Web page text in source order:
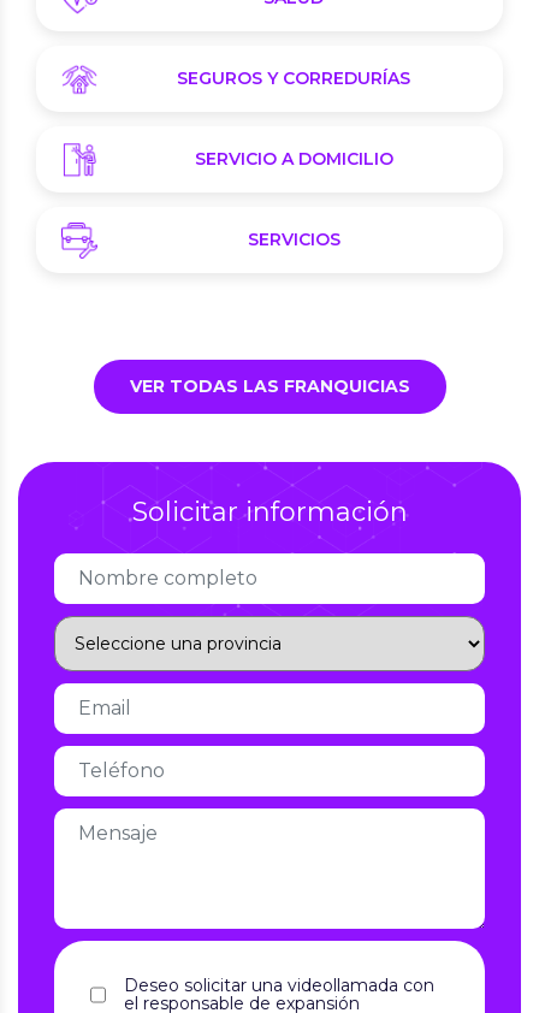
SEGUROS Y CORREDURÍAS
SERVICIO A DOMICILIO
SERVICIOS
VER TODAS LAS FRANQUICIAS
Solicitar información
Deseo solicitar una videollamada con
el responsable de expansión